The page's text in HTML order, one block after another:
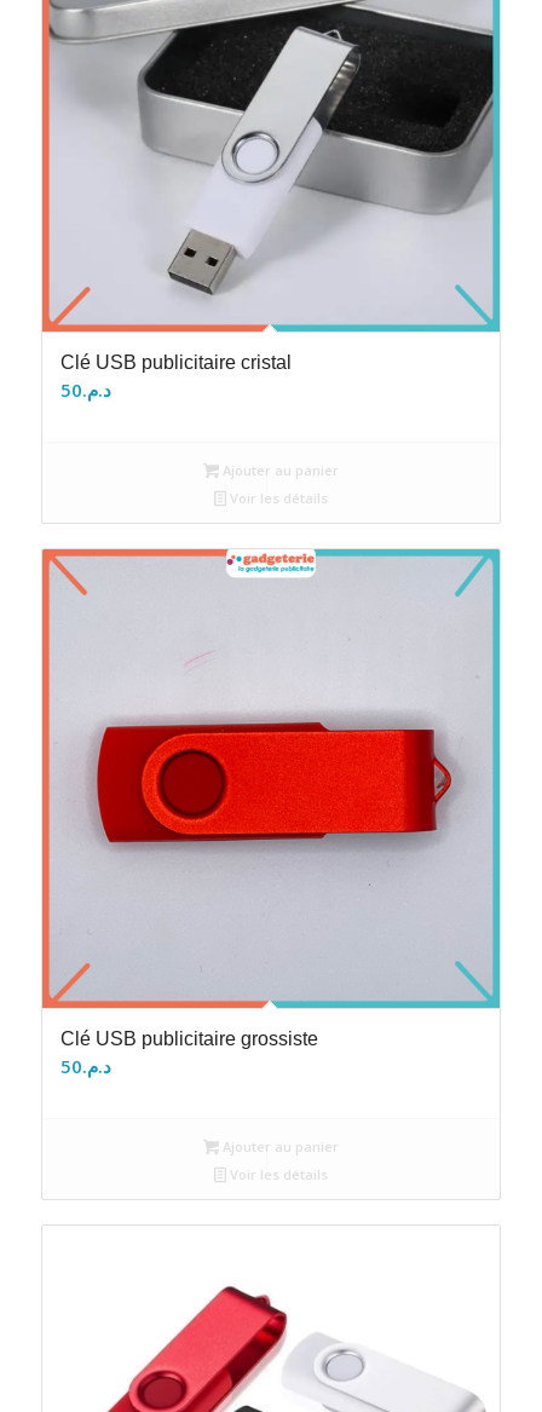
Clé USB publicitaire cristal
د.م.50
Ajouter au panier
Voir les détails
Clé USB publicitaire grossiste
د.م.50
Ajouter au panier
Voir les détails